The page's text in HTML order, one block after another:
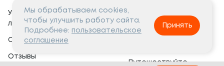
Условия программы
лояльности
Сертификаты
Отзывы
Вакансии
Социальная жизнь
Путешествуйте
Мы обрабатываем cookies,
чтобы улучшить работу сайта.
Подробнее: пользовательское
соглашение
Принять